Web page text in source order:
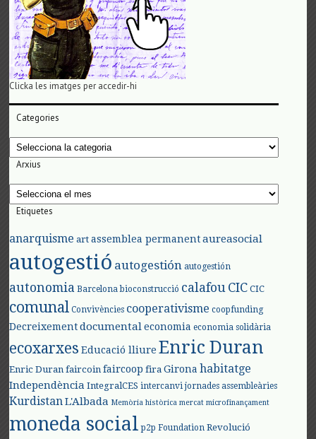
Clicka les imatges per accedir-hi
Categories
Categories
Arxius
Arxius
Etiquetes
anarquisme art assemblea permanent aureasocial
autogestió autogestión autogestión
autonomia Barcelona bioconstrucció calafouCIC CIC
comunal Convivències cooperativisme coopfunding
Decreixement documental economia economia solidària
ecoxarxes Educació lliure Enric Duran
Enric Duran faircoin faircoop fira Girona habitatge
Independència IntegralCES intercanvi jornades assembleàries
KurdistanL'Albada Memòria històrica mercat microfinançament
moneda social p2p Foundation Revolució